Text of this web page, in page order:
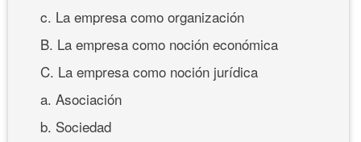
c. La empresa como organización
B. La empresa como noción económica
C. La empresa como noción jurídica
a. Asociación
b. Sociedad